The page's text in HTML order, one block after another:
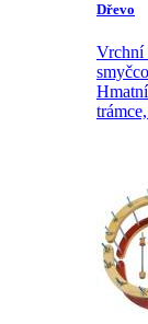
Dřevo
Vrchní
trámce,